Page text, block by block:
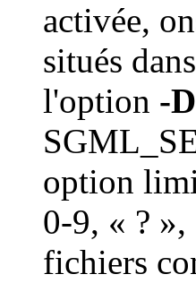
activée,
situés
l'option -D
option
0-9, « ? »,
fichiers